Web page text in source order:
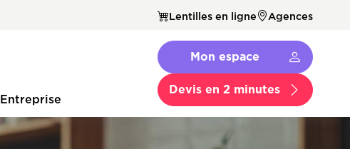
Lentilles en ligne Agences
Entreprise
Navbar
Menu
Secondaire
Mon espace
Devis en 2 minutes